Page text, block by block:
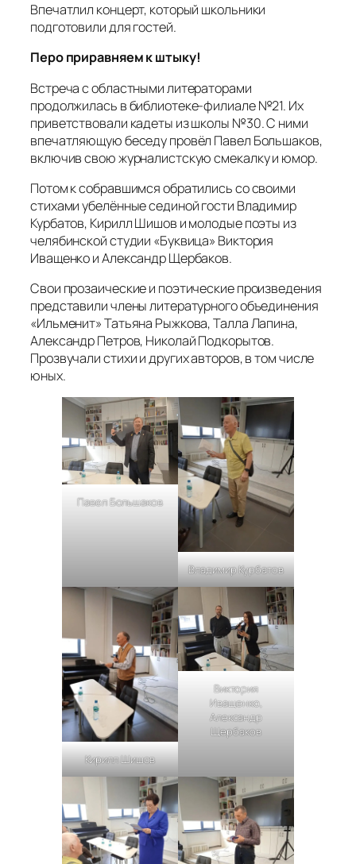
Впечатлил концерт, который школьники
подготовили для гостей.
Перо приравняем к штыку!
Встреча с областными литераторами
продолжилась в библиотеке-филиале №21. Их
приветствовали кадеты из школы №30. С ними
впечатляющую беседу провёл Павел Большаков,
включив свою журналистскую смекалку и юмор.
Потом к собравшимся обратились со своими
стихами убелённые сединой гости Владимир
Курбатов, Кирилл Шишов и молодые поэты из
челябинской студии «Буквица» Виктория
Иващенко и Александр Щербаков.
Свои прозаические и поэтические произведения
представили члены литературного объединения
«Ильменит» Татьяна Рыжкова, Талла Лапина,
Александр Петров, Николай Подкорытов.
Прозвучали стихи и других авторов, в том числе
юных.
Павел Большаков
Владимир Курбатов
Кирилл Шишов
Виктория
Иващенко,
Александр
Щербаков